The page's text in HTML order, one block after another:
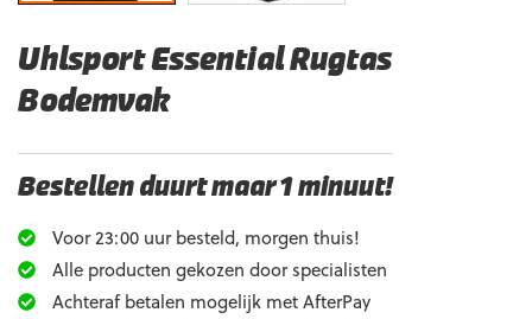
Uhlsport Essential Rugtas
Bodemvak
Bestellen duurt maar 1 minuut!
Voor 23:00 uur besteld, morgen thuis!
Alle producten gekozen door specialisten
Achteraf betalen mogelijk met AfterPay